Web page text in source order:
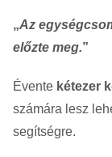
„Az
előzte meg.”
Évente kétezer
számára lesz
segítségre.